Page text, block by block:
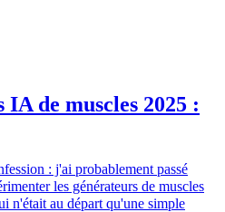
IA de muscles 2025 :
: j'ai probablement passé
les générateurs de muscles
n'était au départ qu'une simple